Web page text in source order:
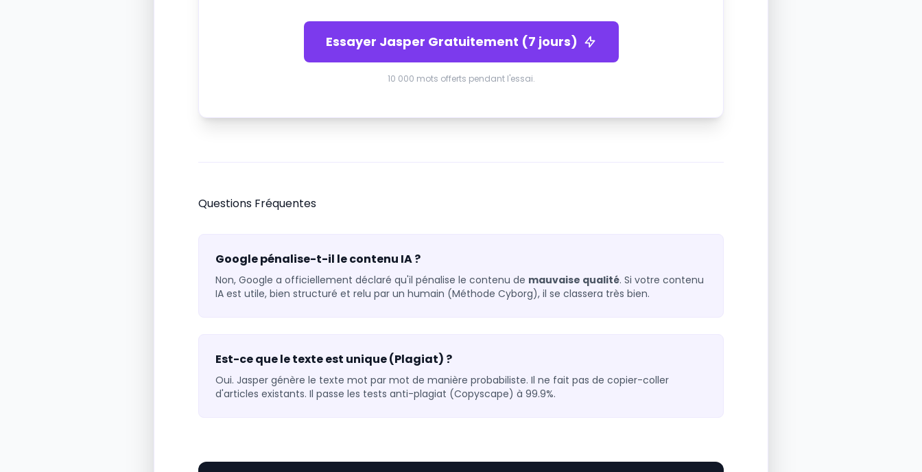
Essayer Jasper Gratuitement (7 jours)
10 000 mots offerts pendant l'essai.
Questions Fréquentes
Google pénalise-t-il le contenu IA ?
Non, Google a officiellement déclaré qu'il pénalise le contenu de mauvaise qualité. Si votre contenu
IA est utile, bien structuré et relu par un humain (Méthode Cyborg), il se classera très bien.
Est-ce que le texte est unique (Plagiat) ?
Oui. Jasper génère le texte mot par mot de manière probabiliste. Il ne fait pas de copier-coller
d'articles existants. Il passe les tests anti-plagiat (Copyscape) à 99.9%.